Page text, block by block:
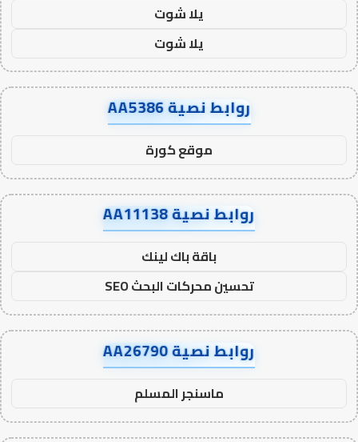
يلا شوت
يلا شوت
روابط نصية AA5386
موقع كورة
روابط نصية AA11138
باقة باك لينك
تحسين محركات البحث SEO
روابط نصية AA26790
ماسنجر المسلم